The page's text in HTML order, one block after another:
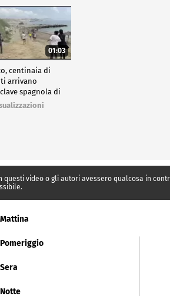
01:03
centinaia di
arrivano
spagnola di
video o gli autori avessero qualcosa in
Mattina
Pomeriggio
Sera
Notte